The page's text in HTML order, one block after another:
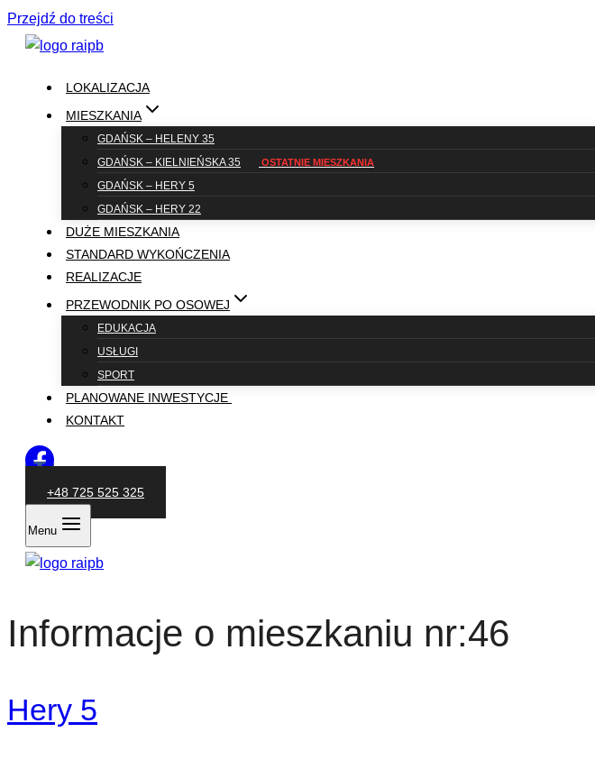
Przejdź do treści
LOKALIZACJA
MIESZKANIA
GDAŃSK – HELENY 35
GDAŃSK – KIELNIEŃSKA 35
GDAŃSK – HERY 5
GDAŃSK – HERY 22
DUŻE MIESZKANIA
STANDARD WYKOŃCZENIA
REALIZACJE
PRZEWODNIK PO OSOWEJ
EDUKACJA
USŁUGI
SPORT
PLANOWANE INWESTYCJE
KONTAKT
+48 725 525 325
Menu
Informacje o mieszkaniu nr:46
Hery 5